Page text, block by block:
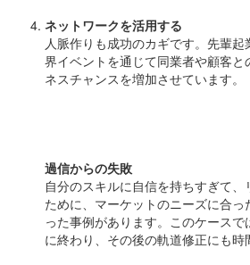
ネットワークを活用する
人脈作りも成功のカギです。先輩
界イベントを通じて同業者や顧客と
ネスチャンスを増加させています。
過信からの失敗
自分のスキルに自信を持ちすぎて、
ために、マーケットのニーズに合
った事例があります。このケース
に終わり、その後の軌道修正にも時